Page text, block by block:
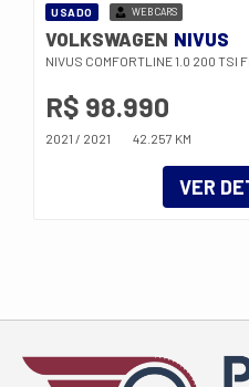
USADO WEBCARS
VOLKSWAGEN NIVUS
NIVUS COMFORTLINE 1.0 200 TSI
R$ 98.990
2021 / 2021 42.257 KM
VER